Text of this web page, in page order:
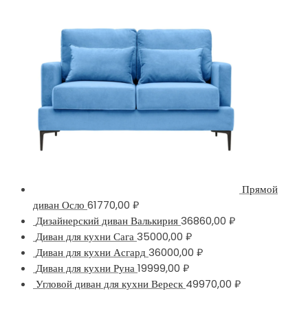
Прямой
диван Осло 61770,00 ₽
Дизайнерский диван Валькирия36860,00 ₽
Диван для кухни Сага35000,00 ₽
Диван для кухни Асгард36000,00 ₽
Диван для кухни Руна19999,00 ₽
Угловой диван для кухни Вереск 49970,00 ₽